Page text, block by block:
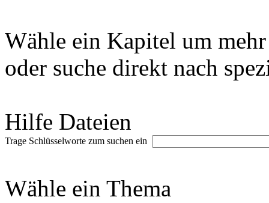
Wähle ein Kapitel um
oder suche direkt nach
Hilfe Dateien
Trage Schlüsselworte zum suchen ein
Wähle ein Thema